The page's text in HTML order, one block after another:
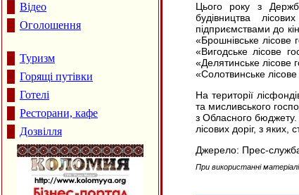
Відео
Оголошення
Туризм
Горящі путівки
Готелі
Ресторани, кафе
Дозвілля
Цього року з
будівництва
підприємствами до
«Брошнівське
«Вигодське лісове
«Делятинське
«Солотвинське
На території
та мисливського
з Обласного бюджету.
лісових доріг, з
Джерело: Прес-
При використанні